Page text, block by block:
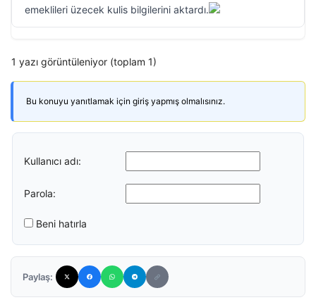
emeklileri üzecek kulis bilgilerini aktardı.
1 yazı görüntüleniyor (toplam 1)
Bu konuyu yanıtlamak için giriş yapmış olmalısınız.
Kullanıcı adı:
Parola:
Beni hatırla
Paylaş: